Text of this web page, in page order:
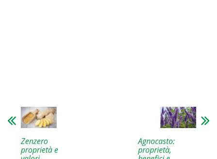
Zenzero
proprietà e
Agnocasto:
proprietà,